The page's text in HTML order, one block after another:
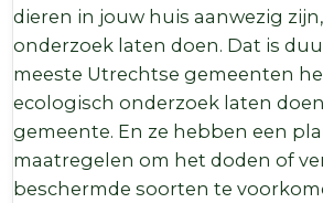
dieren in jouw huis aanwezig
onderzoek laten doen. Dat is
meeste Utrechtse gemeenten
ecologisch onderzoek laten
gemeente. En ze hebben een
maatregelen om het doden of
beschermde soorten te